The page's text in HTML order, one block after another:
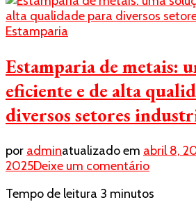
Estamparia
Estamparia de metais:
eficiente e de alta
diversos setores
por adminatualizado em abril 8,
2025Deixe um comentárioem
de
Tempo de leitura 3 minutos